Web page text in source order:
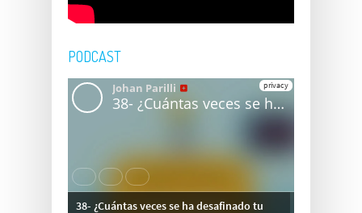
PODCAST